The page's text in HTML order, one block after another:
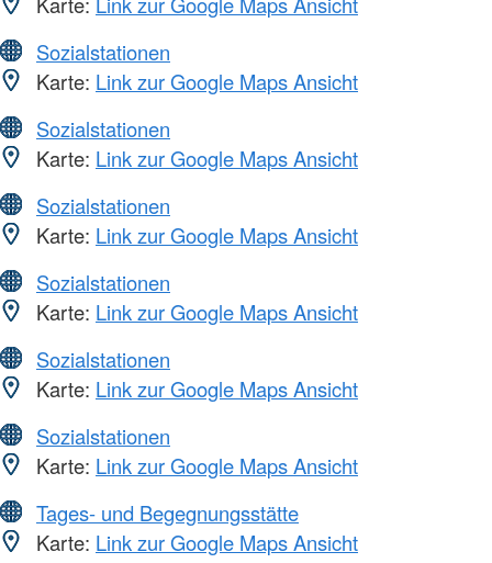
Sozialstationen
Karte: Link zur Google Maps Ansicht
Sozialstationen
Karte: Link zur Google Maps Ansicht
Sozialstationen
Karte: Link zur Google Maps Ansicht
Sozialstationen
Karte: Link zur Google Maps Ansicht
Sozialstationen
Karte: Link zur Google Maps Ansicht
Sozialstationen
Karte: Link zur Google Maps Ansicht
Tages- und Begegnungsstätte
Karte: Link zur Google Maps Ansicht